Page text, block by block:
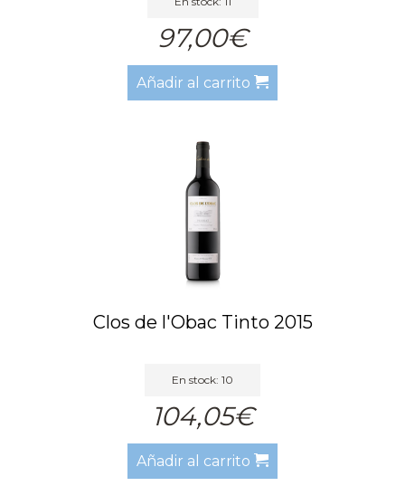
97,00€
Añadir al carrito
Clos de l'Obac Tinto 2015
En stock: 10
104,05€
Añadir al carrito